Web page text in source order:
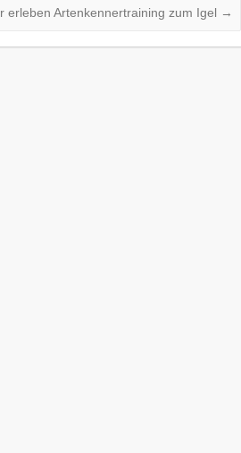
erleben Artenkennertraining zum Igel →